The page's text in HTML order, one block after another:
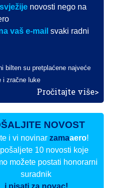
svježije novosti nego na
vaš e-mail svaki radni
bilten su pretplaćene najveće
i zračne luke
Pročitajte više>
NOVOST
i vi novinarzamaaero!
10 novosti koje
možete postati honorarni
suradnik
i pisati za novac!